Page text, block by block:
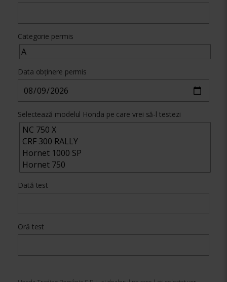
Categorie permis
Data obținere permis
Selectează modelul Honda pe care vrei să-l testezi
Dată test
Oră test